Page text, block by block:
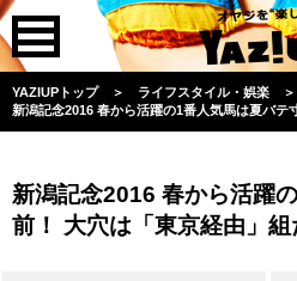
YAZIUPトップ ＞ ライフスタイル・娯楽 ＞
新潟記念2016 春から活躍の1番人気馬は夏バテ
新潟記念2016 春から活躍
前！ 大穴は「東京経由」組